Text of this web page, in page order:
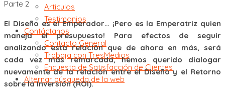
Artículos
Testimonios
Contáctanos
Contacto General
Trabaja con TresMedios
Encuesta de Satisfacción de Clientes
Alternar búsqueda de la web
El Diseño es el Emperador… ¡Pero es la Emperatriz quien
maneja el presupuesto! Para efectos de seguir
analizando esta relación que de ahora en más, será
cada vez más remarcada, hemos querido dialogar
nuevamente de la relación entre el Diseño y el Retorno
sobre la Inversión (ROI).